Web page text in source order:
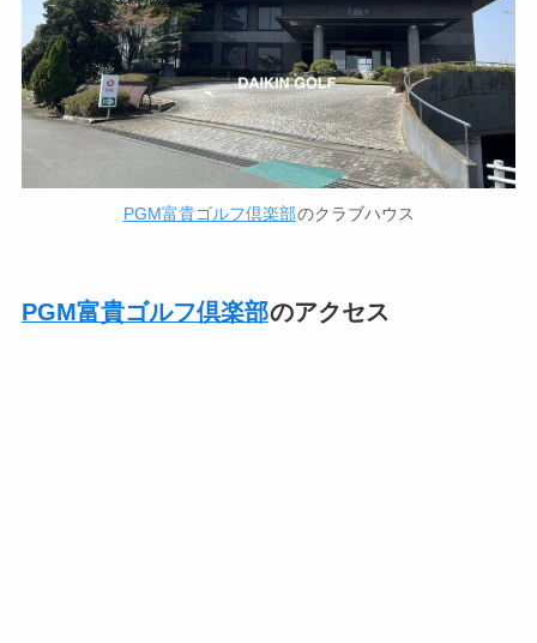
PGM富貴ゴルフ倶楽部のクラブハウス
PGM富貴ゴルフ倶楽部のアクセス